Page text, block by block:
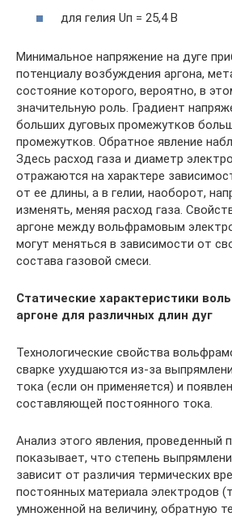
для гелия Uп = 25,4 В
Минимальное напряжение на дуге
потенциалу возбуждения аргона,
состояние которого, вероятно, в
значительную роль. Градиент
больших дуговых промежутков
промежутков. Обратное явление
Здесь расход газа и диаметр
отражаются на характере
от ее длины, а в гелии, наоборот,
изменять, меняя расход газа.
аргоне между вольфрамовым
могут меняться в зависимости от
состава газовой смеси.
Статические характеристики
аргоне для различных длин дуг
Технологические свойства
сварке ухудшаются из-за
тока (если он применяется) и
составляющей постоянного тока.
Анализ этого явления, проведенный
показывает, что степень
зависит от различия термических
постоянных материала электродов
умноженной на величину, обратную